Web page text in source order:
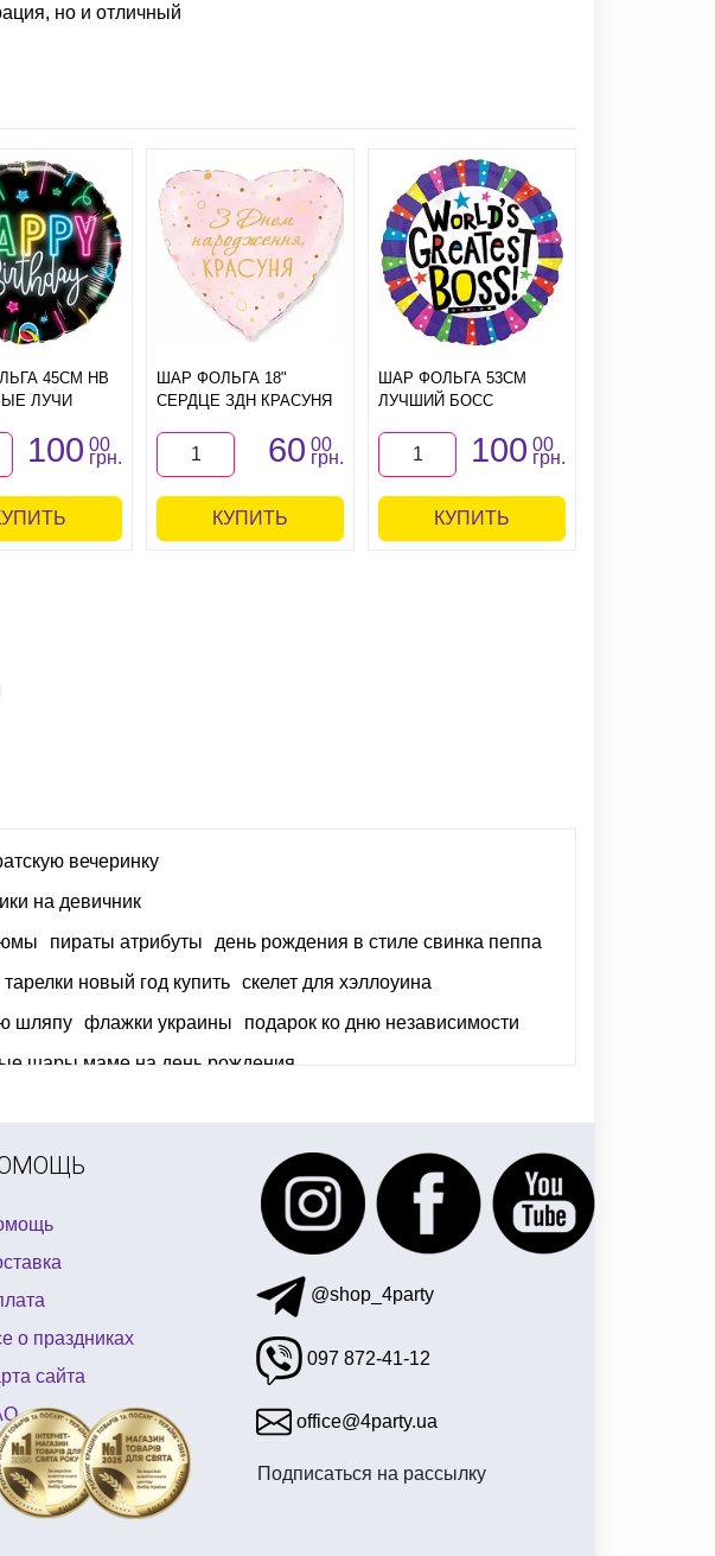
но и отличный
45СМ HB
ЛУЧИ
100 00
грн.
ШАР ФОЛЬГА 18"
СЕРДЦЕ ЗДН КРАСУНЯ
60 00
грн.
КУПИТЬ
ШАР ФОЛЬГА 53СМ
ЛУЧШИЙ БОСС
100 00
грн.
КУПИТЬ
вечеринку
на девичник
пираты атрибуты
день рождения в стиле свинка пеппа
тарелки новый год купить скелет для хэллоуина
шляпу флажки украины
подарок ко дню независимости
шары маме на день рождения
о праздниках
сайта
@shop_4party
097 872-41-12
office@4party.ua
Подписаться на рассылку